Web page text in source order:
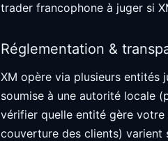
trader francophone à juger si
Réglementation &
XM opère via plusieurs entités
soumise à une autorité locale
vérifier quelle entité gère
couverture des clients) varient